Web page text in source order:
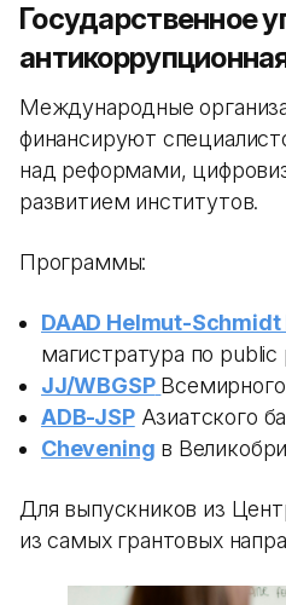
Государственное
Международные
финансируют
над реформами,
развитием институтов.
Программы:
DAAD Helmut-
магистратура по public
JJ/WBGSP
ADB-JSPАзиатского
Chevening в
Для выпускников из
из самых грантовых